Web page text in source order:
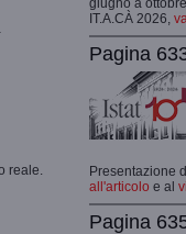
reale.
giugno a
IT.A.CÀ 2026,
Pagina
Presentazione
all'articolo e al
Pagina